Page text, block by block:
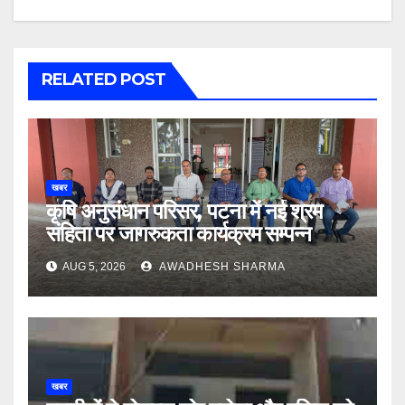
RELATED POST
खबर
कृषि अनुसंधान परिसर, पटना में नई श्रम
संहिता पर जागरुकता कार्यक्रम सम्पन्न
AUG 5, 2026 AWADHESH SHARMA
खबर